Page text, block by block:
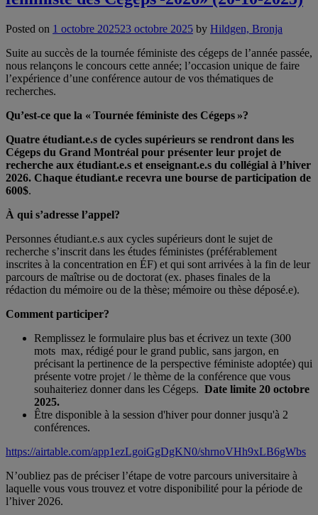
Posted on 1 octobre 202523 octobre 2025 by Hildgen, Bronja
Suite au succès de la tournée féministe des cégeps de l’année passée,
nous relançons le concours cette année; l’occasion unique de faire
l’expérience d’une conférence autour de vos thématiques de
recherches.
Qu’est-ce que la « Tournée féministe des Cégeps »?
Quatre étudiant.e.s de cycles supérieurs se rendront dans les
Cégeps du Grand Montréal pour présenter leur projet de
recherche aux étudiant.e.s et enseignant.e.s du collégial à l’hiver
2026. Chaque étudiant.e recevra une bourse de participation de
600$.
À qui s’adresse l’appel?
Personnes étudiant.e.s aux cycles supérieurs dont le sujet de
recherche s’inscrit dans les études féministes (préférablement
inscrites à la concentration en ÉF) et qui sont arrivées à la fin de leur
parcours de maîtrise ou de doctorat (ex. phases finales de la
rédaction du mémoire ou de la thèse; mémoire ou thèse déposé.e).
Comment participer?
Remplissez le formulaire plus bas et écrivez un texte (300
mots max, rédigé pour le grand public, sans jargon, en
précisant la pertinence de la perspective féministe adoptée) qui
présente votre projet / le thème de la conférence que vous
souhaiteriez donner dans les Cégeps. Date limite 20 octobre
2025.
Être disponible à la session d'hiver pour donner jusqu'à 2
conférences.
https://airtable.com/app1ezLgoiGgDgKN0/shrnoVHh9xLB6gWbs
N’oubliez pas de préciser l’étape de votre parcours universitaire à
laquelle vous vous trouvez et votre disponibilité pour la période de
l’hiver 2026.